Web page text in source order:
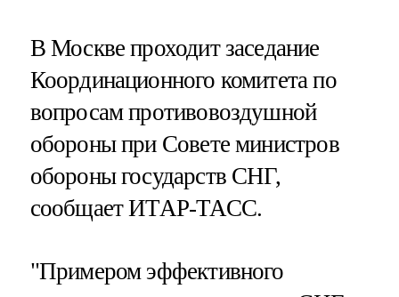
В Москве проходит заседание
Координационного комитета по
вопросам противовоздушной
обороны при Совете министров
обороны государств СНГ,
сообщает ИТАР-ТАСС.
"Примером эффективного